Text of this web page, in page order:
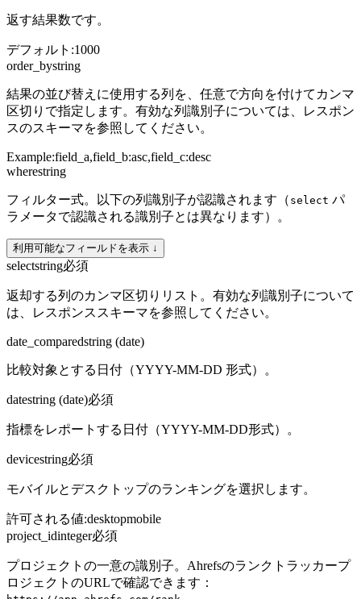
返す結果数です。
デフォルト :1000
order_bystring
結果の並び替えに使用する列を、任意で方向を付けてカンマ
区切りで指定します。有効な列識別子については、レスポン
スのスキーマを参照してください。
Example:field_a,field_b:asc,field_c:desc
wherestring
フィルター式。以下の列識別子が認識されます（ select パ
ラメータで認識される識別子とは異なります）。
利用可能なフィールドを表示 ↓
selectstring必須
返却する列のカンマ区切りリスト。有効な列識別子について
は、レスポンススキーマを参照してください。
date_comparedstring (date)
比較対象とする日付（YYYY-MM-DD 形式）。
datestring (date)必須
指標をレポートする日付（YYYY-MM-DD形式）。
devicestring必須
モバイルとデスクトップのランキングを選択します。
許可される値:desktopmobile
project_idinteger必須
プロジェクトの一意の識別子。Ahrefsのランクトラッカープ
ロジェクトのURLで確認できます：